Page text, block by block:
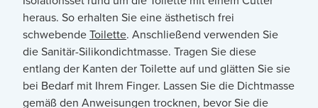
heraus. So erhalten Sie eine ästhetisch frei
schwebendeToilette. Anschließend verwenden Sie
die Sanitär-Silikondichtmasse. Tragen Sie diese
entlang der Kanten der Toilette auf und glätten Sie sie
bei Bedarf mit Ihrem Finger. Lassen Sie die Dichtmasse
gemäß den Anweisungen trocknen, bevor Sie die